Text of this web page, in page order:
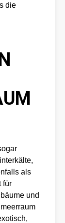
die
als
für
und